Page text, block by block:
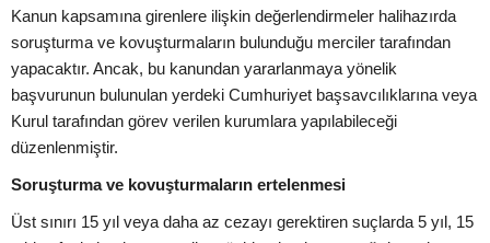
Kanun kapsamına girenlere ilişkin değerlendirmeler halihazırda
soruşturma ve kovuşturmaların bulunduğu merciler tarafından
yapacaktır. Ancak, bu kanundan yararlanmaya yönelik
başvurunun bulunulan yerdeki Cumhuriyet başsavcılıklarına veya
Kurul tarafından görev verilen kurumlara yapılabileceği
düzenlenmiştir.
Soruşturma ve kovuşturmaların ertelenmesi
Üst sınırı 15 yıl veya daha az cezayı gerektiren suçlarda 5 yıl, 15